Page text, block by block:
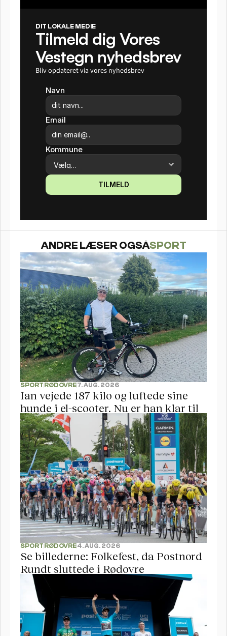
DIT LOKALE MEDIE
Tilmeld dig Vores
Vestegn nyhedsbrev
Bliv opdateret via vores nyhedsbrev
Navn
Email
Kommune
TILMELD
ANDRE LÆSER OGSÅSPORT
SPORT RØDOVRE7. AUG. 2026
Ian vejede 187 kilo og luftede sine
hunde i el-scooter. Nu er han klar til
sin første Ironman
SPORT RØDOVRE4. AUG. 2026
Se billederne: Folkefest, da Postnord
Rundt sluttede i Rødovre